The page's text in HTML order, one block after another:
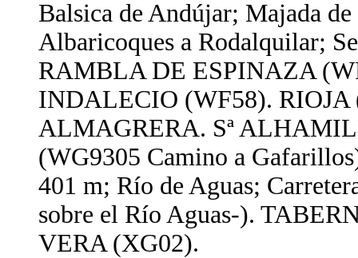
Balsica de Andújar; Majada
Albaricoques a Rodalquilar;
RAMBLA DE ESPINAZA
INDALECIO (WF58). RIOJA
ALMAGRERA. Sª
(WG9305 Camino a
401 m; Río de Aguas;
sobre el Río Aguas-).
VERA (XG02).